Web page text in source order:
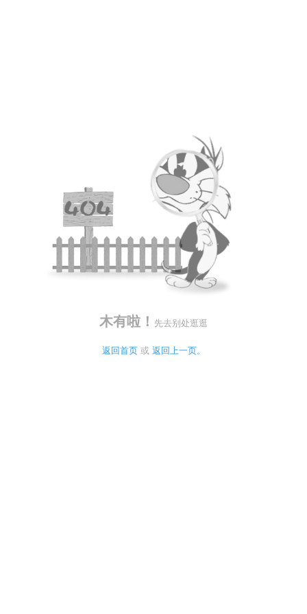
木有啦！ 先去别处逛逛
返回首页 或 返回上一页。